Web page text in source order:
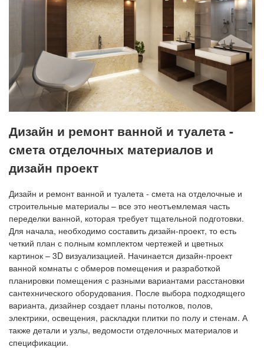
Дизайн и ремонт ванной и туалета -
смета отделочных материалов и
дизайн проект
Дизайн и ремонт ванной и туалета - смета на отделочные и
строительные материалы – все это неотъемлемая часть
переделки ванной, которая требует тщательной подготовки.
Для начала, необходимо составить дизайн-проект, то есть
четкий план с полным комплектом чертежей и цветных
картинок – 3D визуализацией. Начинается дизайн-проект
ванной комнаты с обмеров помещения и разработкой
планировки помещения с разными вариантами расстановки
сантехнического оборудования. После выбора подходящего
варианта, дизайнер создает планы потолков, полов,
электрики, освещения, раскладки плитки по полу и стенам. А
также детали и узлы, ведомости отделочных материалов и
спецификации.